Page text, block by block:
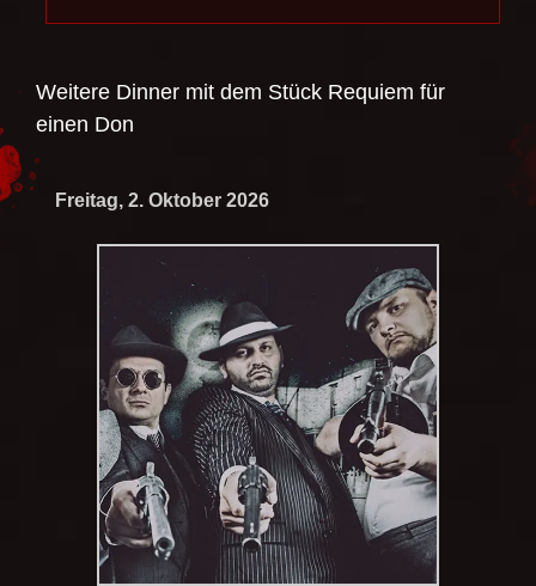
Weitere Dinner mit dem Stück Requiem für
einen Don
Freitag, 2. Oktober 2026